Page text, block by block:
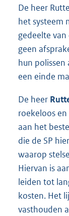
De heer
het systeem
gedeelte
geen
hun
een einde
De heer
roekeloos
aan het
die de SP
waarop
Hiervan is
leiden tot
kosten. Het
vasthouden